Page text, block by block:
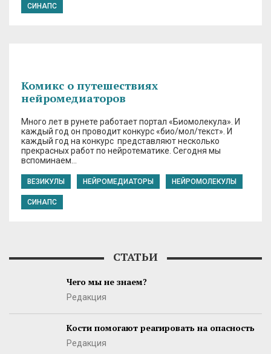
СИНАПС
Комикс о путешествиях
нейромедиаторов
Много лет в рунете работает портал «Биомолекула». И
каждый год он проводит конкурс «био/мол/текст». И
каждый год на конкурс представляют несколько
прекрасных работ по нейротематике. Сегодня мы
вспоминаем…
ВЕЗИКУЛЫ НЕЙРОМЕДИАТОРЫ НЕЙРОМОЛЕКУЛЫ
СИНАПС
СТАТЬИ
Чего мы не знаем?
Редакция
Кости помогают реагировать на опасность
Редакция